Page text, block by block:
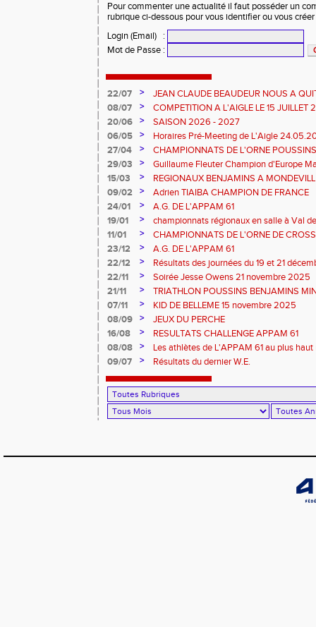
Pour commenter une actualité il faut posséder un
rubrique ci-dessous pour vous identifier ou vous
Login (Email)
:
Mot de Passe :
22/07 >
JEAN CLAUDE BEAUDEUR NOUS A
08/07
>
COMPETITION A L'AIGLE LE 15 JUILLET
DES EPREUVES REPORTE A 20 H 45
20/06 >
SAISON 2026 - 2027
06/05
>
Horaires Pré-Meeting de L'Aigle
27/04
>
CHAMPIONNATS DE L'ORNE
L'AIGLE
29/03 >
Guillaume Fleuter Champion d'Europe
15/03
>
REGIONAUX BENJAMINS A
09/02
>
Adrien TIAIBA CHAMPION DE FRANCE
24/01
>
A.G. DE L'APPAM 61
19/01
>
championnats régionaux en salle à Val
11/01
>
CHAMPIONNATS DE L'ORNE DE
2026 et REGIONAUX D'EPREUVES
23/12 >
A.G. DE L'APPAM 61
22/12
>
Résultats des journées du 19 et 21
22/11
>
Soirée Jesse Owens 21 novembre 2025
21/11
>
TRIATHLON POUSSINS BENJAMINS
07/11
>
KID DE BELLEME 15 novembre 2025
08/09
>
JEUX DU PERCHE
16/08
>
RESULTATS CHALLENGE APPAM 61
08/08
>
Les athlètes de L'APPAM 61 au plus
09/07
> Résultats du dernier W.E.